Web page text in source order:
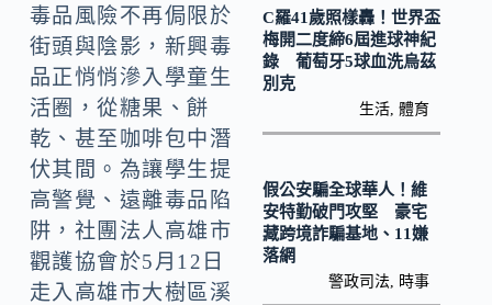
毒品風險不再侷限於
街頭與陰影，新興毒
品正悄悄滲入學童生
活圈，從糖果、餅
乾、甚至咖啡包中潛
伏其間。為讓學生提
高警覺、遠離毒品陷
阱，社團法人高雄市
觀護協會於5月12日
走入高雄市大樹區溪
C羅41歲照樣轟！世界盃
梅開二度締6屆進球神紀
錄 葡萄牙5球血洗烏茲
別克
生活 ,體育
假公安騙全球華人！維
安特勤破門攻堅 豪宅
藏跨境詐騙基地、11嫌
落網
警政司法 時事